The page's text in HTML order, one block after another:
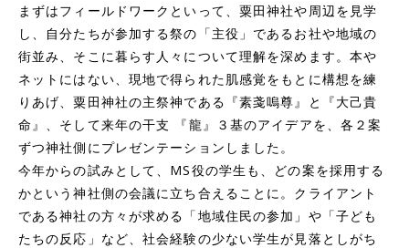
まずはフィールドワークといって、粟田神社や周辺を見学
し、自分たちが参加する祭の「主役」であるお社や地域の
街並み、そこに暮らす人々について理解を深めます。本や
ネットにはない、現地で得られた肌感覚をもとに構想を練
りあげ、粟田神社の主祭神である『素戔嗚尊』と『大己貴
命』、そして来年の干支 『龍』３基のアイデアを、各２案
ずつ神社側にプレゼンテーションしました。
今年からの試みとして、MS役の学生も、どの案を採用する
かという神社側の会議に立ち合えることに。クライアント
である神社の方々が求める「地域住民の参加」や「子ども
たちの反応」など、社会経験の少ない学生が見落としがち